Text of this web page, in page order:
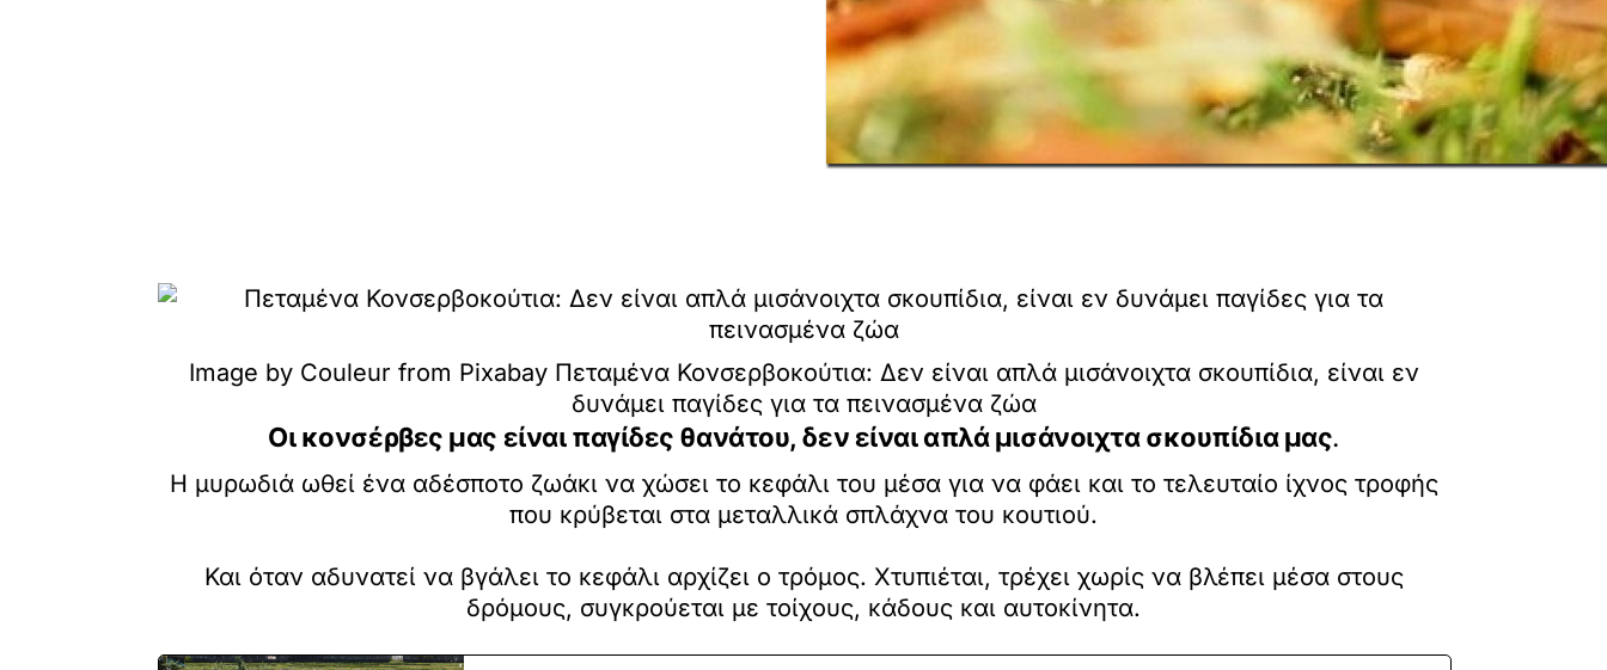
Image by Couleur from Pixabay Πεταμένα Κονσερβοκούτια: Δεν είναι απλά μισάνοιχτα σκουπίδια, είναι εν
δυνάμει παγίδες για τα πεινασμένα ζώα
Οι κονσέρβες μας είναι παγίδες θανάτου, δεν είναι απλά μισάνοιχτα σκουπίδια μας.
Η μυρωδιά ωθεί ένα αδέσποτο ζωάκι να χώσει το κεφάλι του μέσα για να φάει και το τελευταίο ίχνος τροφής
που κρύβεται στα μεταλλικά σπλάχνα του κουτιού.
Και όταν αδυνατεί να βγάλει το κεφάλι αρχίζει ο τρόμος. Χτυπιέται, τρέχει χωρίς να βλέπει μέσα στους
δρόμους, συγκρούεται με τοίχους, κάδους και αυτοκίνητα.